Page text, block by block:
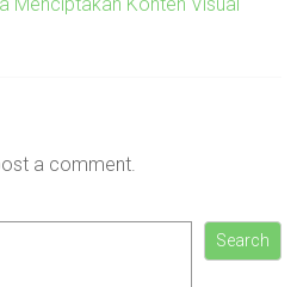
a comment.
Search